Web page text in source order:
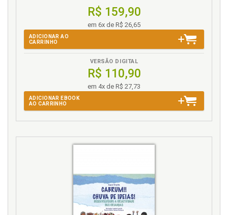
R$ 159,90
em 6x de R$ 26,65
ADICIONAR AO
CARRINHO
VERSÃO DIGITAL
R$ 110,90
em 4x de R$ 27,73
ADICIONAR EBOOK
AO CARRINHO